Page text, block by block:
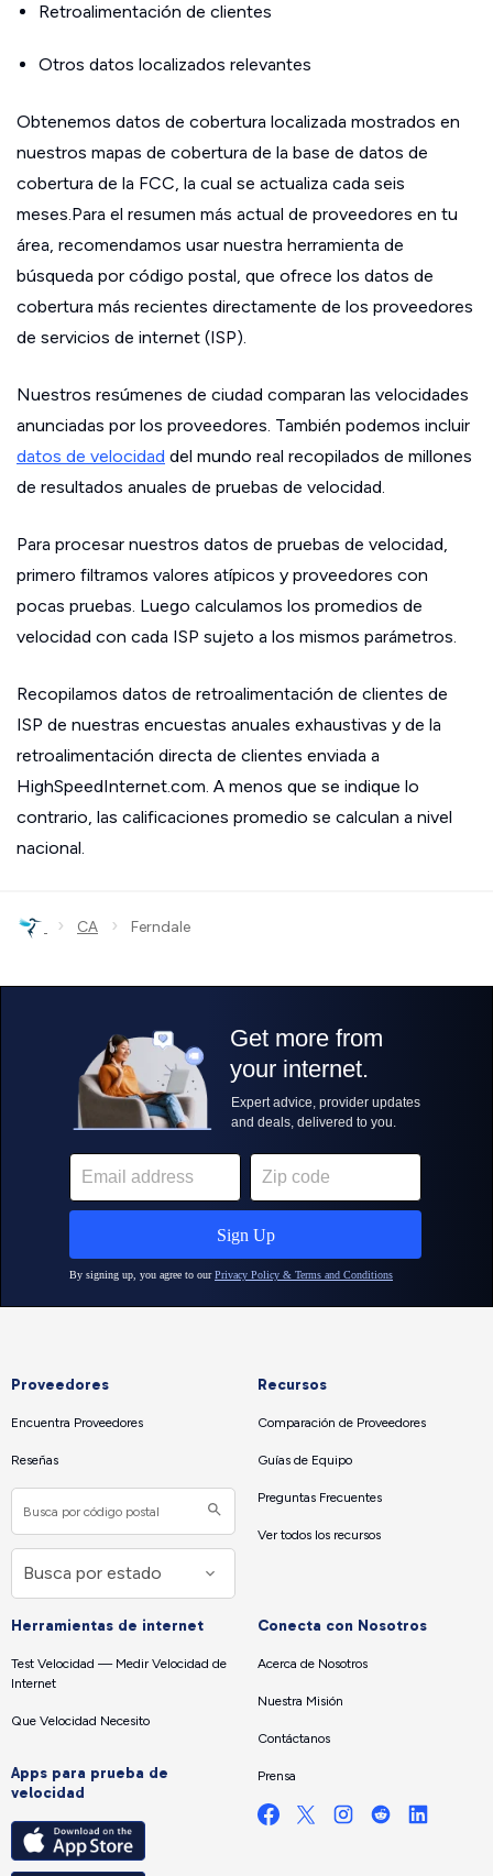
Retroalimentación de clientes
Otros datos localizados relevantes
Obtenemos datos de cobertura localizada mostrados en
nuestros mapas de cobertura de la base de datos de
cobertura de la FCC, la cual se actualiza cada seis
meses.Para el resumen más actual de proveedores en tu
área, recomendamos usar nuestra herramienta de
búsqueda por código postal, que ofrece los datos de
cobertura más recientes directamente de los proveedores
de servicios de internet (ISP).
Nuestros resúmenes de ciudad comparan las velocidades
anunciadas por los proveedores. También podemos incluir
datos de velocidad del mundo real recopilados de millones
de resultados anuales de pruebas de velocidad.
Para procesar nuestros datos de pruebas de velocidad,
primero filtramos valores atípicos y proveedores con
pocas pruebas. Luego calculamos los promedios de
velocidad con cada ISP sujeto a los mismos parámetros.
Recopilamos datos de retroalimentación de clientes de
ISP de nuestras encuestas anuales exhaustivas y de la
retroalimentación directa de clientes enviada a
HighSpeedInternet.com. A menos que se indique lo
contrario, las calificaciones promedio se calculan a nivel
nacional.
› CA › Ferndale
Proveedores
Encuentra Proveedores
Reseñas
Recursos
Comparación de Proveedores
Guías de Equipo
Preguntas Frecuentes
Ver todos los recursos
Herramientas de internet
Test Velocidad — Medir Velocidad de
Internet
Que Velocidad Necesito
Apps para prueba de
velocidad
Conecta con Nosotros
Acerca de Nosotros
Nuestra Misión
Contáctanos
Prensa